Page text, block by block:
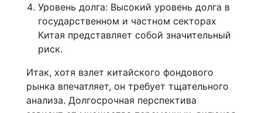
Уровень долга: Высокий уровень долга в
государственном и частном секторах
Китая представляет собой значительный
риск.
Итак, хотя взлет китайского фондового
рынка впечатляет, он требует тщательного
анализа. Долгосрочная перспектива